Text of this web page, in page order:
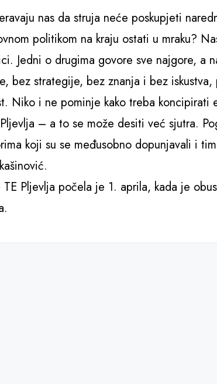
nas da struja neće poskupjeti
politikom na kraju ostati u mraku?
Jedni o drugima govore sve najgore, a
bez strategije, bez znanja i bez
Niko i ne pominje kako treba koncipirati
Pljevlja – a to se može desiti već sjutra.
koji su se međusobno dopunjavali i
TE Pljevlja počela je 1. aprila, kada je